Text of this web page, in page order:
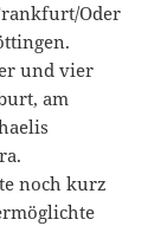
Oder
und vier
am
noch kurz